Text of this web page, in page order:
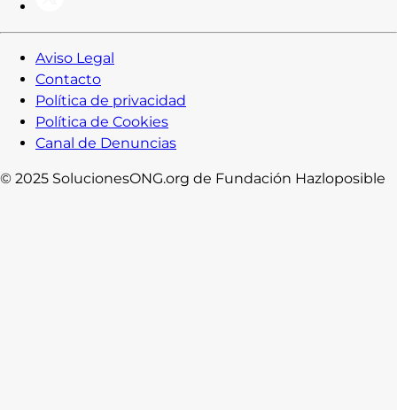
Aviso Legal
Contacto
Política de privacidad
Política de Cookies
Canal de Denuncias
© 2025 SolucionesONG.org de Fundación Hazloposible